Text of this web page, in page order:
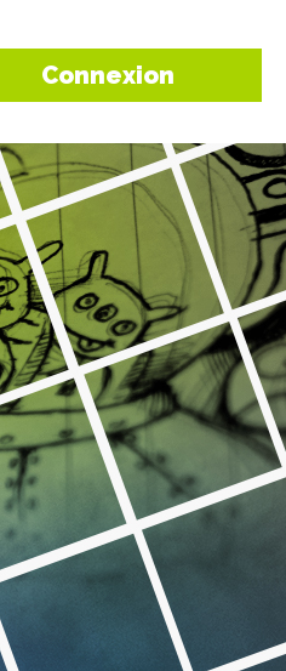
Connexion